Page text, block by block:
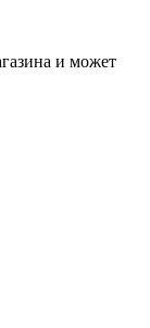
и может